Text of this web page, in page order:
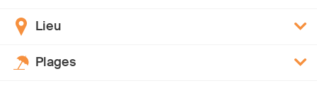
Lieu
Plages